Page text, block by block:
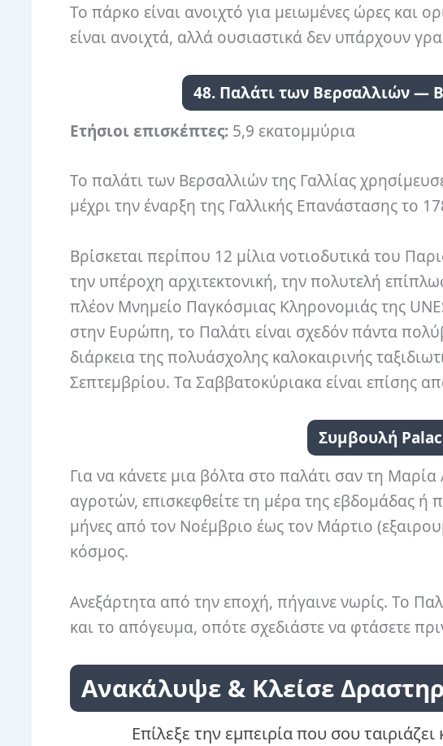
Το πάρκο είναι ανοιχτό για μειωμένες ώρες και
είναι ανοιχτά, αλλά ουσιαστικά δεν υπάρχουν
48. Παλάτι των Βερσαλλιών —
Ετήσιοι επισκέπτες: 5,9 εκατομμύρια
Το παλάτι των Βερσαλλιών της Γαλλίας
μέχρι την έναρξη της Γαλλικής Επανάστασης το
Βρίσκεται περίπου 12 μίλια νοτιοδυτικά του
την υπέροχη αρχιτεκτονική, την πολυτελή
πλέον Μνημείο Παγκόσμιας Κληρονομιάς της
στην Ευρώπη, το Παλάτι είναι σχεδόν πάντα
διάρκεια της πολυάσχολης καλοκαιρινής
Σεπτεμβρίου. Τα Σαββατοκύριακα είναι επίσης
Συμβουλή
Για να κάνετε μια βόλτα στο παλάτι σαν τη
αγροτών, επισκεφθείτε τη μέρα της εβδομάδας ή
μήνες από τον Νοέμβριο έως τον Μάρτιο
κόσμος.
Ανεξάρτητα από την εποχή, πήγαινε νωρίς. Το
και το απόγευμα, οπότε σχεδιάστε να φτάσετε
Ανακάλυψε & Κλείσε
Επίλεξε την εμπειρία που σου